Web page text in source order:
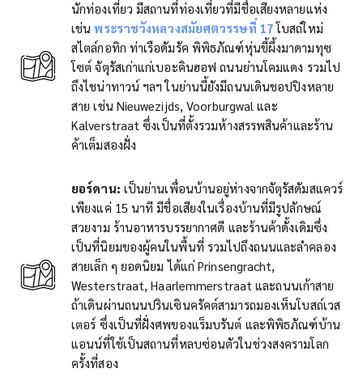
นักท่องเที่ยว มีสถานที่ท่องเที่ยวที่มีชื่อเสียงหลายแห่ง
เช่นพระราชวังหลวงสมัยศตวรรษที่ 17โบสถ์ใหม่
สไตล์กอทิก ท่าเรือดัมรัค พิพิธภัณฑ์หุ่นขี้ผึ้งมาดามทุซ
โซต์ จัตุรัสเก่าแก่เบอะคินฮอฟ ถนนย่านโคมแดง รวมไป
ถึงไชน่าทาวน์ ฯลฯ ในย่านนี้ยังมีถนนเดินชอปปิงหลาย
สาย เช่น Nieuwezijds, Voorburgwal และ
Kalverstraat ซึ่งเป็นที่ตั้งรวมห้างสรรพสินค้าและร้าน
ค้าเต็มสองฝั่ง
ยอร์ดาน: เป็นย่านเพื่อนบ้านอยู่ห่างจากจัตุรัสดัมสแควร์
เพียงแค่ 15 นาที มีชื่อเสียงในเรื่องบ้านที่มีรูปลักษณ์
สวยงาม ร้านอาหารบรรยากาศดี และร้านค้าดั้งเดิมซึ่ง
เป็นที่นิยมของผู้คนในพื้นที่ รวมไปถึงถนนและลำคลอง
สายเล็ก ๆ ยอดนิยม ได้แก่ Prinsengracht,
Westerstraat, Haarlemmerstraat และถนนเก้าสาย
ถ้าเดินผ่านถนนปรินเซินครัคต์สามารถมองเห็นโบสถ์เวส
เตอร์ ซึ่งเป็นที่ฝั่งศพของแร็มบรันต์ และพิพิธภัณฑ์บ้าน
แอนน์ที่ใช้เป็นสถานที่หลบซ่อนตัวในช่วงสงครามโลก
ครั้งที่สอง